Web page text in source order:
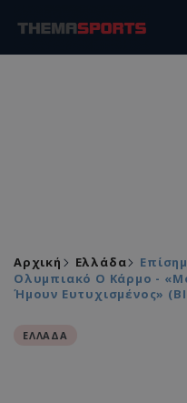
Αρχική Ελλάδα
Ολυμπιακό Ο Κάρμο -
Ήμουν Ευτυχισμένος»
ΕΛΛΑΔΑ